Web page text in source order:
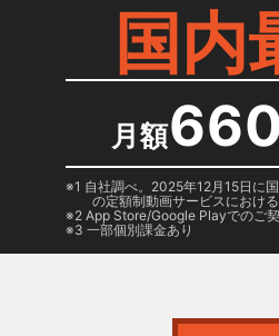
国内
月額660
1 自社調べ。2025年12月15日に
の定額制動画サービスにおけ
2 App Store/Google Playでのご
3 一部個別課金あり